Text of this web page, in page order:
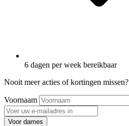
6 dagen per week bereikbaar
Nooit meer acties of kortingen missen?
Voornaam
Voor dames